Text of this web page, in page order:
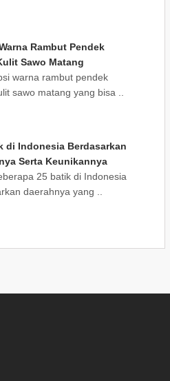
Rambut Pendek
Sawo Matang
warna rambut pendek
sawo matang yang bisa ..
di Indonesia Berdasarkan
Serta Keunikannya
25 batik di Indonesia
daerahnya yang ..